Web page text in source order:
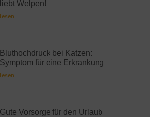
liebt Welpen!
lesen
Bluthochdruck bei Katzen:
Symptom für eine Erkrankung
lesen
Gute Vorsorge für den Urlaub